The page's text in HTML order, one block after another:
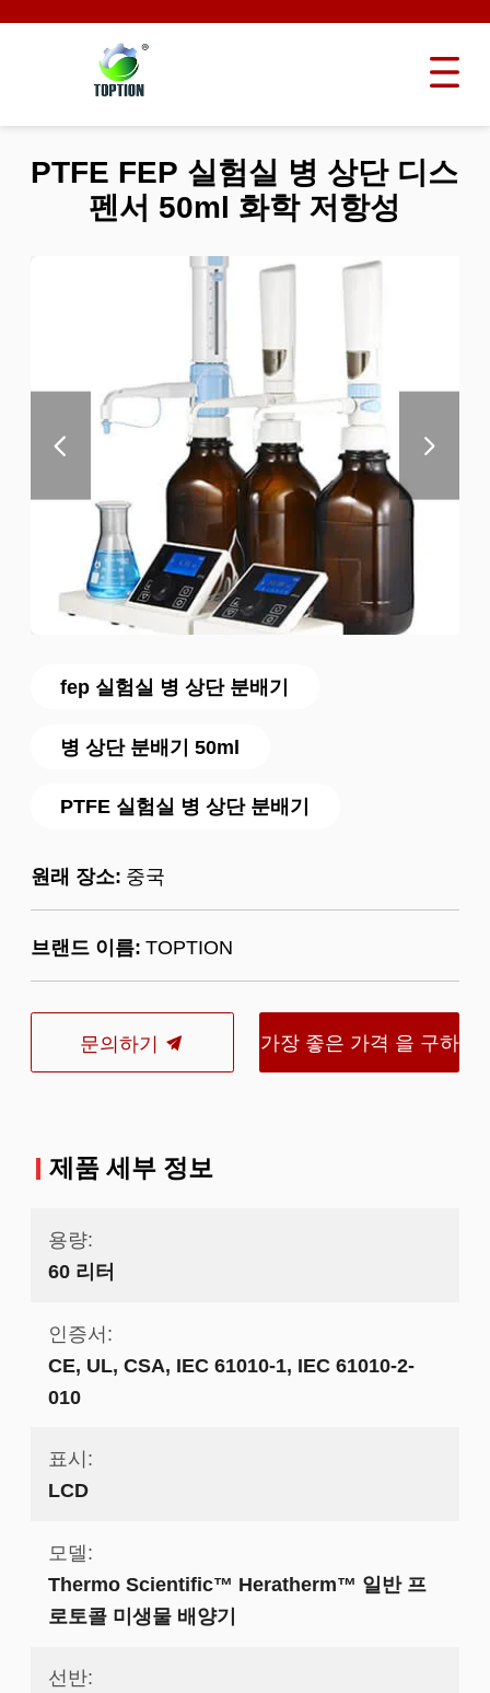
fep 실험실 병 상단 분배기
병 상단 분배기 50ml
PTFE 실험실 병 상단 분배기
원래 장소: 중국
브랜드 이름: TOPTION
문의하기 가장 좋은 가격 을 구하
PTFE FEP 실험실 병 상단 디스
펜서 50ml 화학 저항성
제품 세부 정보
용량:
60 리터
인증서:
CE, UL, CSA, IEC 61010-1, IEC 61010-2-
010
표시:
LCD
모델:
Thermo Scientific™ Heratherm™ 일반 프
로토콜 미생물 배양기
선반: